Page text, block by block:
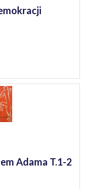
Adama T.1-2